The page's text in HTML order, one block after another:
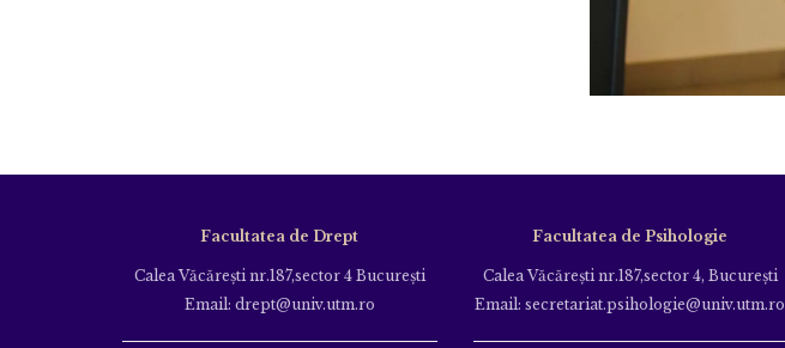
Facultatea de Drept
Calea Văcăreşti nr.187,sector 4 Bucureşti
Email: drept@univ.utm.ro
Facultatea de Psihologie
Calea Văcăreşti nr.187,sector 4, Bucureşti
Email: secretariat.psihologie@univ.utm.ro